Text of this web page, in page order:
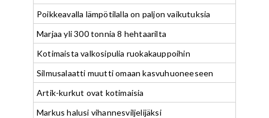
Poikkeavalla lämpötilalla on paljon vaikutuksia
Marjaa yli 300 tonnia 8 hehtaarilta
Kotimaista valkosipulia ruokakauppoihin
Silmusalaatti muutti omaan kasvuhuoneeseen
Artik-kurkut ovat kotimaisia
Markus halusi vihannesviljelijäksi